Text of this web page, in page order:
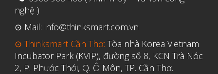
Y Tế
nghệ )
⊙ Mail: info@thinksmart.com.vn
⊙ Thinksmart Cần Thơ: Tòa nhà Korea Vietnam
Incubator Park (KVIP), đường số 8, KCN Trà Nóc
2, P. Phước Thới, Q. Ô Môn, TP. Cần Thơ.